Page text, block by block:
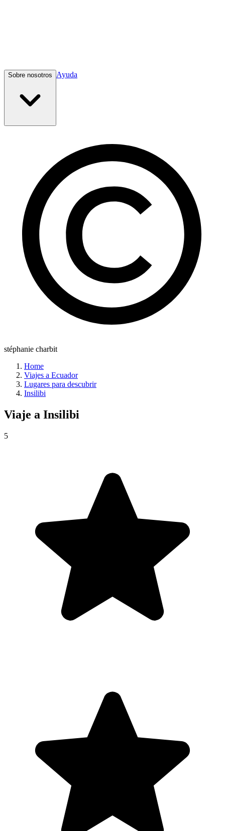
Sobre nosotros Ayuda
stéphanie charbit
Home
Viajes a Ecuador
Lugares para descubrir
Insilibi
Viaje a Insilibi
5